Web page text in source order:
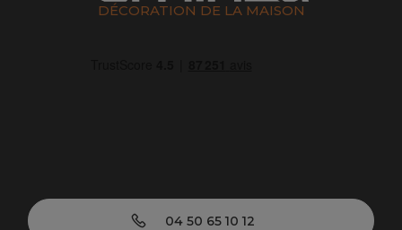
DÉCORATION DE LA MAISON
04 50 65 10 12